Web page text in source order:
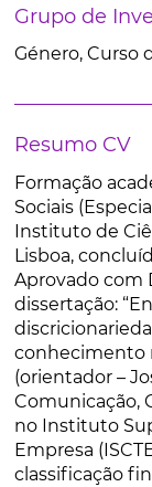
Grupo de
Género, Curso
Resumo CV
Formação
Sociais
Instituto de
Lisboa,
Aprovado com
dissertação:
conhecimento
(orientador –
Comunicação,
no Instituto
Empresa
classificação